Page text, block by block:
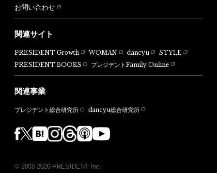
お問い合わせ
関連サイト
PRESIDENT Growth WOMAN dancyu
STYLE
PRESIDENT BOOKS
プレジデントFamily Online
関連事業
プレジデント総合研究所 dancyu総合研究所
© 2008-2026 PRESIDENT Inc.